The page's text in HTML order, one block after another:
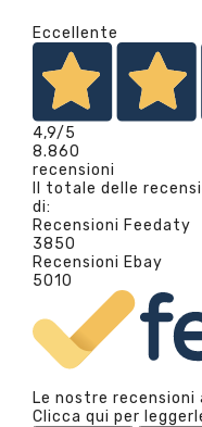
Eccellente
4,9/5
8.860
recensioni
Il totale delle
di:
Recensioni Feedaty
3850
Recensioni Ebay
5010
Le nostre recensioni
Clicca qui per